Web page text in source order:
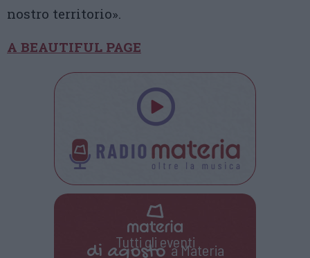
nostro territorio».
A BEAUTIFUL PAGE
Tutti gli eventi
di agostoa Materia